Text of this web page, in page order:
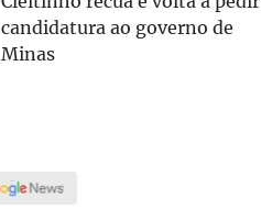
candidatura ao governo de
Minas